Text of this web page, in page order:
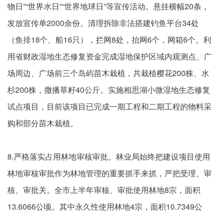
物日”“世界水日”“世界地球日”等宣传活动。悬挂横幅20条，
发放宣传单2000余份。清理拆除非法搭建钓鱼平台34处
（鱼排18个、船16只），拦网8处，抬网6个，网箱6个。利
用省财政湿地生态修复资金完成湿地保护区域内观测点、广
场周边、广场前三个岛屿苗木栽植，共栽植樱花200株、水
杉200株，撒播草籽40公斤。实施相思湖小微湿地生态修复
试点项目，目前该项目已完成一期工程和二期工程的物料采
购和部分苗木栽植。
8.严格落实占用林地审核审批。林业局始终把建设项目使用
林地审核审批作为林地管理的重要抓手来抓，严把受理、审
核、审批关。全市上半年审核、审批使用林地8宗，面积
13.6066公顷。其中永久性使用林地4宗，面积10.7349公